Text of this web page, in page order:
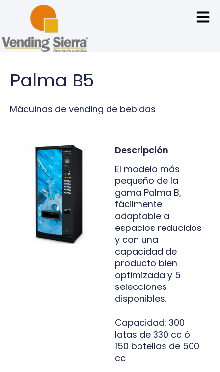
Palma B5
Máquinas de vending de bebidas
Descripción
El modelo más
pequeño de la
gama Palma B,
fácilmente
adaptable a
espacios reducidos
y con una
capacidad de
producto bien
optimizada y 5
selecciones
disponibles.
Capacidad: 300
latas de 330 cc ó
150 botellas de 500
cc